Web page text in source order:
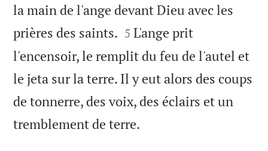
la main de l'ange devant Dieu avec les
prières des saints. 

5 L'ange prit
l'encensoir, le remplit du feu de l'autel et
le jeta sur la terre. Il y eut alors des coups
de tonnerre, des voix, des éclairs et un
tremblement de terre.